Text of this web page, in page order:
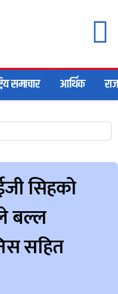
समाचार आर्थिक
सिहको
बल्ल
सहित